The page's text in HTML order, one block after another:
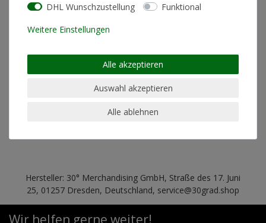
Schnitt
Pflegehinweis
Maschinenwäsche linksrum
30°
geeignet für chemische
nein
nein
Hersteller: 30° Merchandising GmbH, Straße des 17. Juni
25, 01257 Dresden, Deutschland, service@30grad.shop
Wir helfen gerne weiter!
DHL Wunschzustellung Funktional
Weitere Einstellungen
Alle akzeptieren
Auswahl akzeptieren
Alle ablehnen